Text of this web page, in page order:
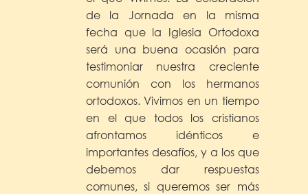
de la Jornada en la misma
fecha que la Iglesia Ortodoxa
será una buena ocasión para
testimoniar nuestra creciente
comunión con los hermanos
ortodoxos. Vivimos en un tiempo
en el que todos los cristianos
afrontamos idénticos e
importantes desafíos, y a los que
debemos dar respuestas
comunes, si queremos ser más